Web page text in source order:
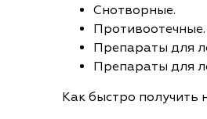
Снотворные.
Противоотечные.
Препараты для
Препараты для
Как быстро получить